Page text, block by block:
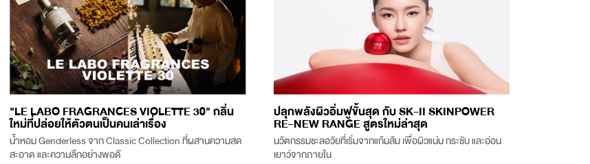
"LE LABO FRAGRANCES VIOLETTE 30" กลิ่น
ใหม่ที่ปล่อยให้ตัวตนเป็นคนเล่าเรื่อง
น้ำหอม Genderless จาก Classic Collection ที่ผสานความสด
สะอาด และความลึกอย่างพอดี
ปลุกพลังผิวอิ่มฟูขั้นสุด กับ SK-II SKINPOWER
RE-NEW RANGE สูตรใหม่ล่าสุด
นวัตกรรมชะลอวัยที่เริ่มจากแก้มส้ม เพื่อผิวแน่น กระชับ และอ่อน
เยาว์จากภายใน